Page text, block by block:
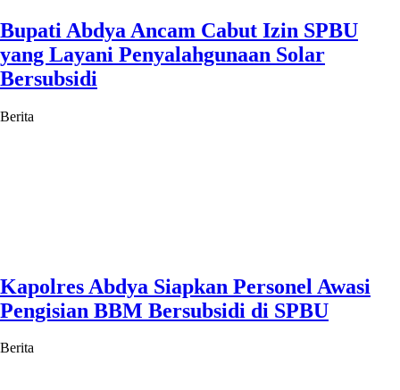
Bupati Abdya Ancam Cabut Izin SPBU
yang Layani Penyalahgunaan Solar
Bersubsidi
Berita
Kapolres Abdya Siapkan Personel Awasi
Pengisian BBM Bersubsidi di SPBU
Berita